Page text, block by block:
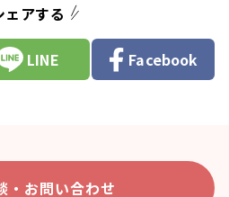
ェアする
LINE Facebook
・お問い合わせ